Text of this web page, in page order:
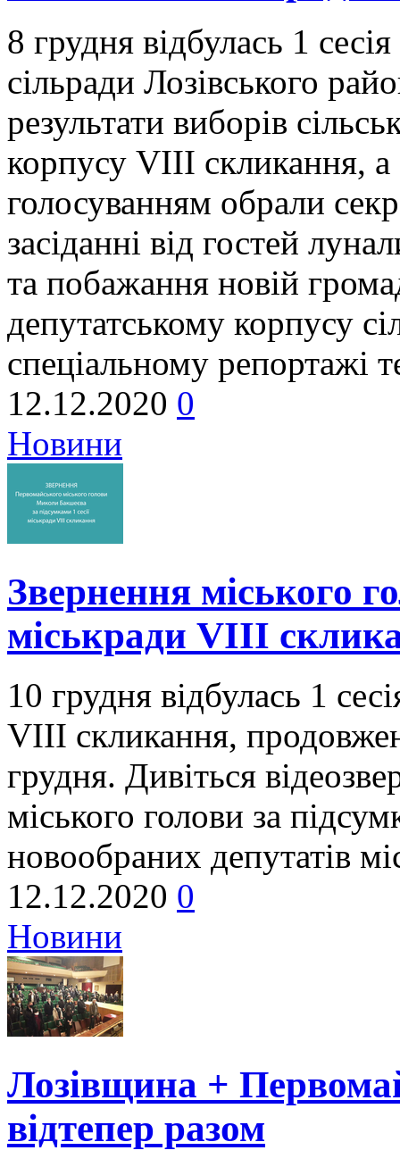
8 грудня відбулась 1
сільради Лозівського
результати виборів
корпусу VIII скликання,
голосуванням обрали
засіданні від гостей
та побажання новій
депутатському корпусу
спеціальному репортажі
12.12.2020 0
Новини
Звернення міського
міськради VIII
10 грудня відбулась 1
VIII скликання,
грудня. Дивіться
міського голови за
новообраних депутатів
12.12.2020 0
Новини
Лозівщина +
відтепер разом